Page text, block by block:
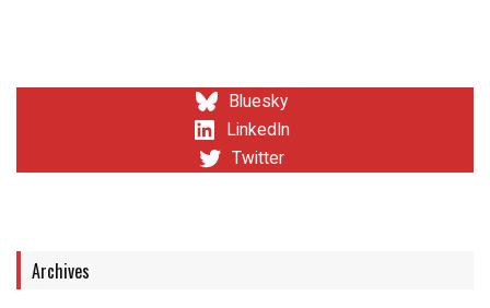
Bluesky
LinkedIn
Twitter
Archives